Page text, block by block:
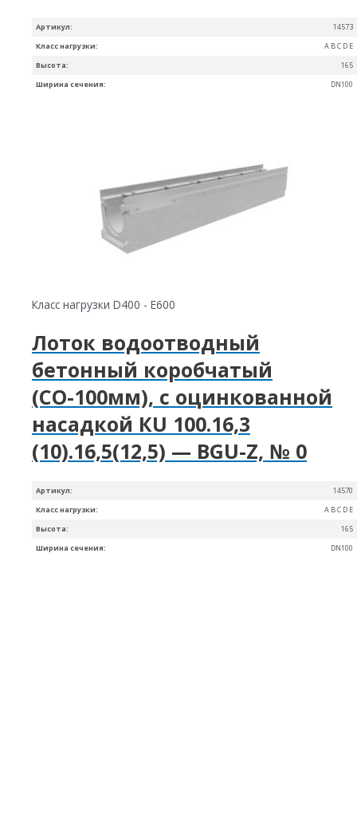
Артикул: 14573
Ширина сечения: DN100
Высота: 165
Класс нагрузки: A B C D E
Артикул: 14570
Ширина сечения: DN100
Высота: 165
Класс нагрузки: A B C D E
Класс нагрузки D400 - E600
Лоток водоотводный
бетонный коробчатый
(СО-100мм), с оцинкованной
насадкой КU 100.16,3
(10).16,5(12,5) — BGU-Z, № 0